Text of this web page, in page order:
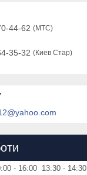
44-62
МТС
35-32
Киев Стар
16:00 13:30
14:30